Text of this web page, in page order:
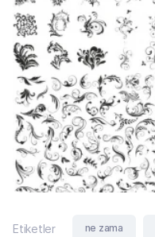
Etiketler ne zama